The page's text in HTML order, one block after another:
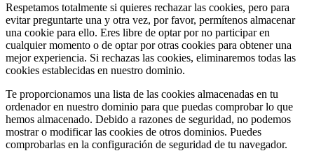
Respetamos totalmente si quieres rechazar las cookies, pero para
evitar preguntarte una y otra vez, por favor, permítenos almacenar
una cookie para ello. Eres libre de optar por no participar en
cualquier momento o de optar por otras cookies para obtener una
mejor experiencia. Si rechazas las cookies, eliminaremos todas las
cookies establecidas en nuestro dominio.
Te proporcionamos una lista de las cookies almacenadas en tu
ordenador en nuestro dominio para que puedas comprobar lo que
hemos almacenado. Debido a razones de seguridad, no podemos
mostrar o modificar las cookies de otros dominios. Puedes
comprobarlas en la configuración de seguridad de tu navegador.